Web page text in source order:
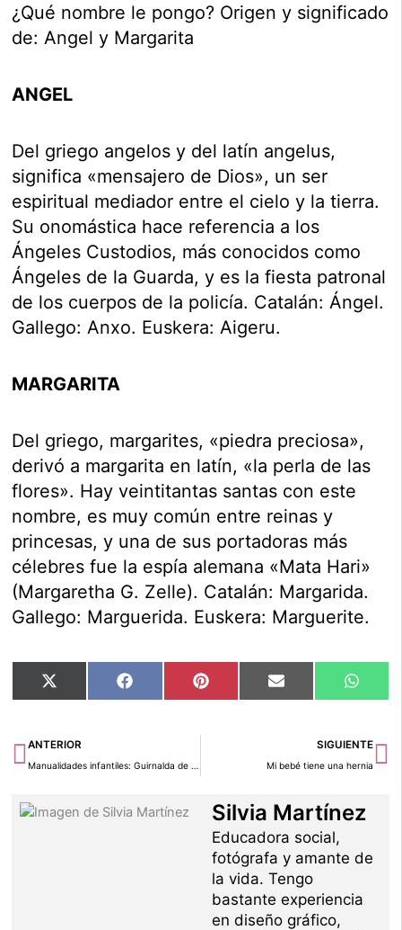
¿Qué nombre le pongo? Origen y significado
de: Angel y Margarita
ANGEL
Del griego angelos y del latín angelus,
significa «mensajero de Dios», un ser
espiritual mediador entre el cielo y la tierra.
Su onomástica hace referencia a los
Ángeles Custodios, más conocidos como
Ángeles de la Guarda, y es la fiesta patronal
de los cuerpos de la policía. Catalán: Ángel.
Gallego: Anxo. Euskera: Aigeru.
MARGARITA
Del griego, margarites, «piedra preciosa»,
derivó a margarita en latín, «la perla de las
flores». Hay veintitantas santas con este
nombre, es muy común entre reinas y
princesas, y una de sus portadoras más
célebres fue la espía alemana «Mata Hari»
(Margaretha G. Zelle). Catalán: Margarida.
Gallego: Marguerida. Euskera: Marguerite.
Compartir
en
X
(Twitter)
Compartir
en
Facebook Compartir
en
Pinterest Compartir
en
Email
en
Ant
ANTERIOR
Manualidades infantiles: Guirnalda de hojas otoñales
SIGUIENTE
Mi bebé tiene una hernia
Silvia Martínez
Educadora social,
fotógrafa y amante de
la vida. Tengo
bastante experiencia
en diseño gráfico,